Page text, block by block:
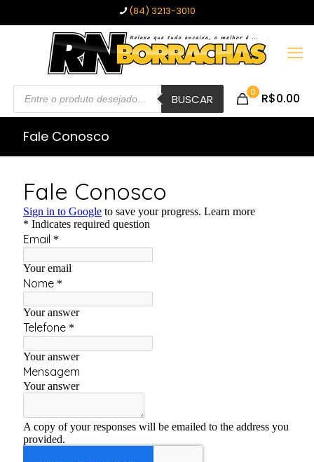
(84) 3213-3010
Pesquisar
produtos BUSCAR 0 R$0.00
Fale Conosco